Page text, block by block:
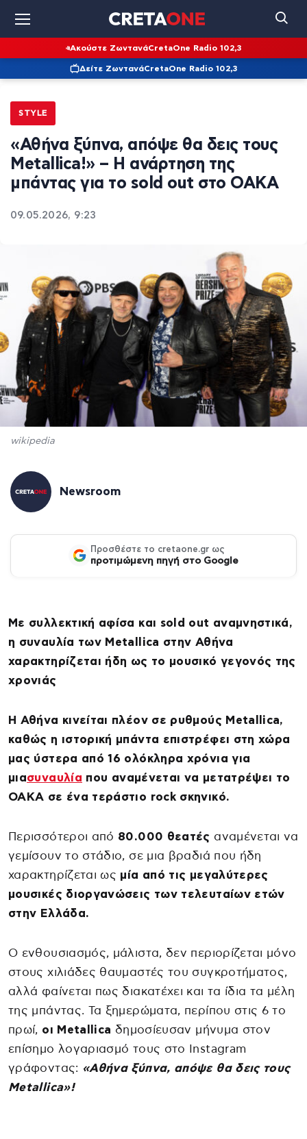
Ακούστε ΖωντανάCretaOne Radio 102,3
Δείτε ΖωντανάCretaOne Radio 102,3
STYLE
«Αθήνα ξύπνα, απόψε θα δεις τους
Metallica!» – Η ανάρτηση της
μπάντας για το sold out στο ΟΑΚΑ
09.05.2026, 9:23
wikipedia
Newsroom
Προσθέστε το cretaone.gr ως
προτιμώμενη πηγή στο Google
Με συλλεκτική αφίσα και sold out αναμνηστικά,
η συναυλία των Metallica στην Αθήνα
χαρακτηρίζεται ήδη ως το μουσικό γεγονός της
χρονιάς
Η Αθήνα κινείται πλέον σε ρυθμούς Metallica,
καθώς η ιστορική μπάντα επιστρέφει στη χώρα
μας ύστερα από 16 ολόκληρα χρόνια για
μιασυναυλία που αναμένεται να μετατρέψει το
ΟΑΚΑ σε ένα τεράστιο rock σκηνικό.
Περισσότεροι από 80.000 θεατές αναμένεται να
γεμίσουν το στάδιο, σε μια βραδιά που ήδη
χαρακτηρίζεται ως μία από τις μεγαλύτερες
μουσικές διοργανώσεις των τελευταίων ετών
στην Ελλάδα.
Ο ενθουσιασμός, μάλιστα, δεν περιορίζεται μόνο
στους χιλιάδες θαυμαστές του συγκροτήματος,
αλλά φαίνεται πως διακατέχει και τα ίδια τα μέλη
της μπάντας. Τα ξημερώματα, περίπου στις 6 το
πρωί, οι Metallica δημοσίευσαν μήνυμα στον
επίσημο λογαριασμό τους στο Instagram
γράφοντας: «Αθήνα ξύπνα, απόψε θα δεις τους
Metallica»!